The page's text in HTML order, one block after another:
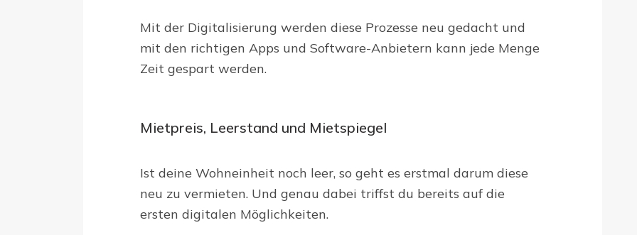
Mit der Digitalisierung werden diese Prozesse neu gedacht und
mit den richtigen Apps und Software-Anbietern kann jede Menge
Zeit gespart werden.
Mietpreis, Leerstand und Mietspiegel
Ist deine Wohneinheit noch leer, so geht es erstmal darum diese
neu zu vermieten. Und genau dabei triffst du bereits auf die
ersten digitalen Möglichkeiten.